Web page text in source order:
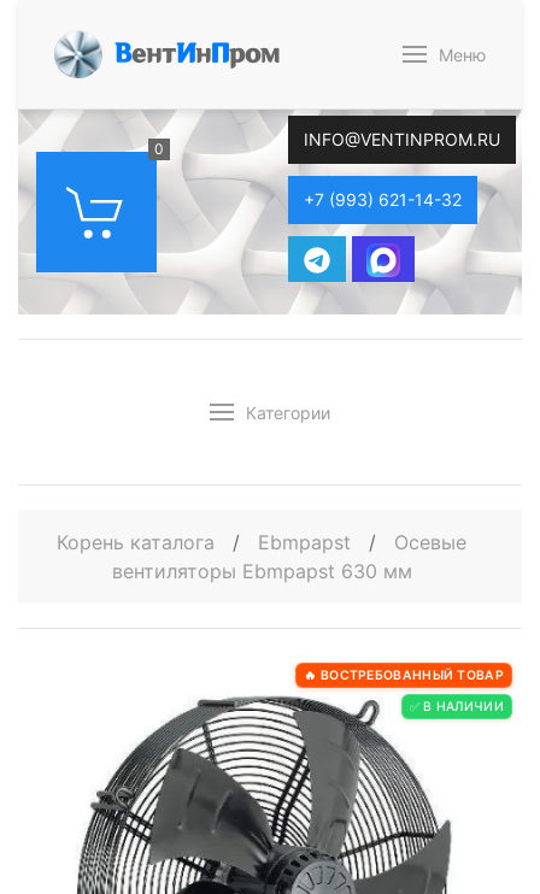
ВентИнПром Меню
0 INFO@VENTINPROM.RU
+7 (993) 621-14-32
Категории
Корень каталога / Ebmpapst /
Осевые
вентиляторы Ebmpapst 630 мм
🔥 ВОСТРЕБОВАННЫЙ ТОВАР
✅ В НАЛИЧИИ